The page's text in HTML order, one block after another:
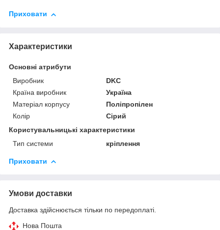
Приховати
Характеристики
Основні атрибути
Виробник
DKC
Країна виробник
Україна
Матеріал корпусу
Поліпропілен
Колір
Сірий
Користувальницькі характеристики
Тип системи
кріплення
Приховати
Умови доставки
Доставка здійснюється тільки по передоплаті.
Нова Пошта